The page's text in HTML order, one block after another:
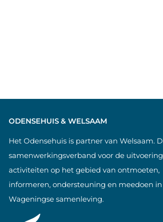
ODENSEHUIS & WELSAAM
Het Odensehuis is partner van Welsaam.
samenwerkingsverband voor de
activiteiten op het gebied van ontmoeten,
informeren, ondersteuning en meedoen
Wageningse samenleving.